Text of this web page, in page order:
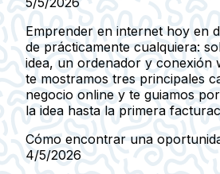
Emprender en internet hoy en
de prácticamente cualquiera:
idea, un ordenador y conexión
te mostramos tres principales
negocio online y te guiamos
la idea hasta la primera
Cómo encontrar una
4/5/2026